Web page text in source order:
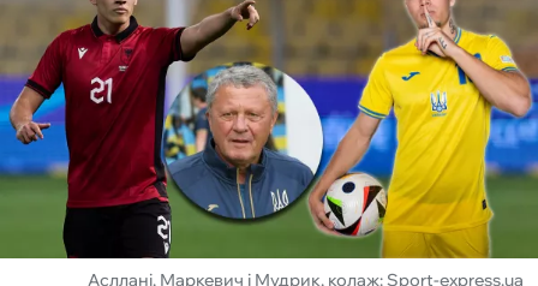
ЧС-2026
ФУТЗАЛ
ІНШІ
БУКМЕКЕРИ
Асллані, Маркевич і Мудрик, колаж: Sport-express.ua